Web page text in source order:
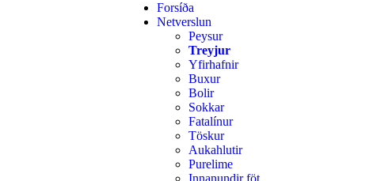
Forsíða
Netverslun
Peysur
Treyjur
Yfirhafnir
Buxur
Bolir
Sokkar
Fatalínur
Töskur
Aukahlutir
Purelime